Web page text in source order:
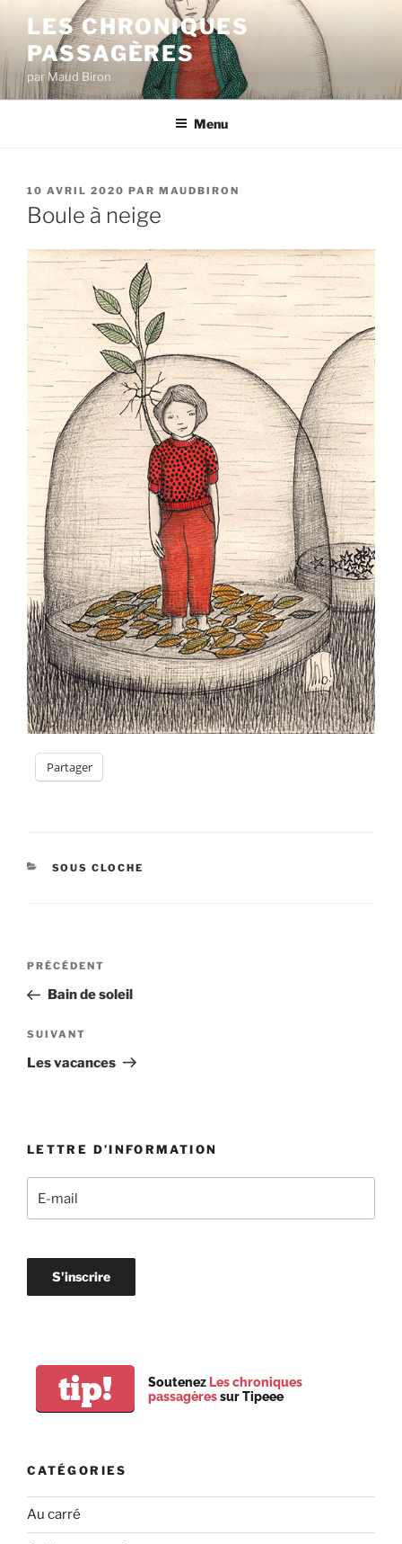
contenu
principal
LES CHRONIQUES
PASSAGÈRES
par Maud Biron
Menu
PUBLIÉ
LE
10 AVRIL 2020 PAR MAUDBIRON
Boule à neige
Partager
CATÉGORIES
SOUS CLOCHE
Navigation
l’article
Article
précédent
PRÉCÉDENT
Bain de soleil
Article
suivant
SUIVANT
Les vacances
LETTRE D’INFORMATION
tip! Soutenez Les chroniques
passagèressur Tipeee
CATÉGORIES
Au carré